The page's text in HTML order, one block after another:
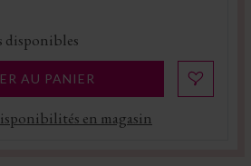
disponibles
AU PANIER
en magasin